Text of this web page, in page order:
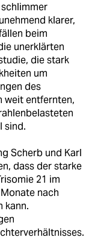
klarer,
beim
unerklärten
die stark
um
des
weit entfernten,
sind.
Scherb und Karl
dass der starke
21 im
nach
kann.